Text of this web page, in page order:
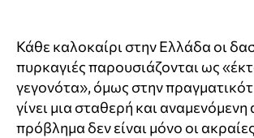
Κάθε καλοκαίρι στην Ελλάδα οι
πυρκαγιές παρουσιάζονται ως
γεγονότα», όμως στην
γίνει μια σταθερή και αναμενόμενη
πρόβλημα δεν είναι μόνο οι